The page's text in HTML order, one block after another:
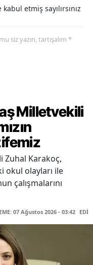
etmiş sayılırsınız
siz yazın, tartışalım *
Milletvekili
Zuhal Karakoç,
okul olayları ile
çalışmalarını
07 Ağustos 2026 - 03:42